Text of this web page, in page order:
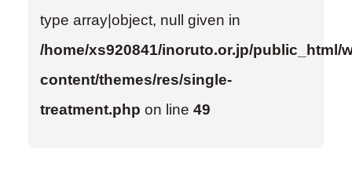
type array|object, null given in
/home/xs920841/inoruto.or.jp/public_html/
content/themes/res/single-
treatment.php on line 49